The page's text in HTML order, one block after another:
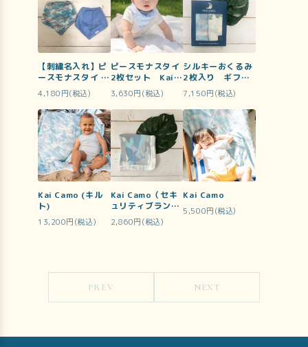
【刺繍名入れ】ピ
ースモナスタイ 2
枚セット Kai
Camo
4,180円(税込)
ピースモナスタイ
2枚セット Kai
Camo
3,630円(税込)
シルキーおくるみ
2枚入り ギフト
セット（Honu+
Kai Camo）
7,150円(税込)
Kai Camo (キル
ト)
13,200円(税込)
Kai Camo（セキ
ュリティブランケ
ット）
2,860円(税込)
Kai Camo
5,500円(税込)
PREV NEXT